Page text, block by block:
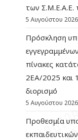
των Σ.Μ.Ε.Α.Ε.
5 Αυγούστου 2026
Πρόσκληση
πίνακες
2ΕΑ/2025 και
διορισμό
5 Αυγούστου 2026
Προθεσμία